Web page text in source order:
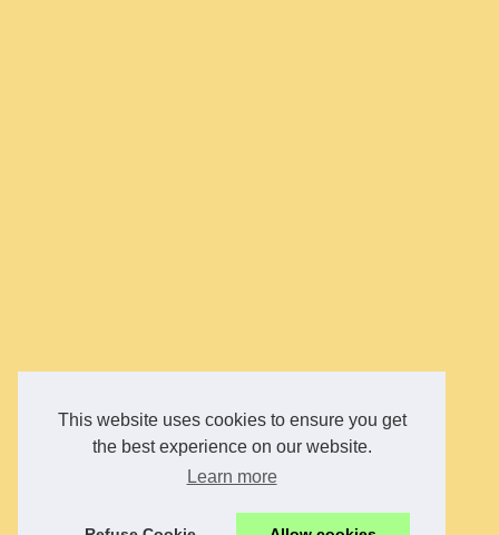
This website uses cookies to ensure you get
the best experience on our website.
Learn more